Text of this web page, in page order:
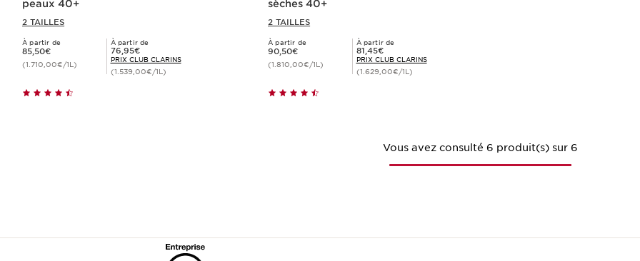
peaux 40+
2 TAILLES
À partir de
Nouveau prix 85,50€
85,50€
(1.710,00€/1L)
À partir de
Prix Club Clarins 76,95€
76,95€
PRIX CLUB CLARINS
(1.539,00€/1L)
sèches 40+
2 TAILLES
À partir de
Nouveau prix 90,50€
90,50€
(1.810,00€/1L)
À partir de
Prix Club Clarins 81,45€
81,45€
PRIX CLUB CLARINS
(1.629,00€/1L)
Vous avez consulté 6 produit(s) sur 6